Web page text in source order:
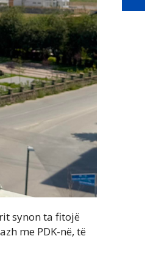
synon ta fitojë
me PDK-në, të